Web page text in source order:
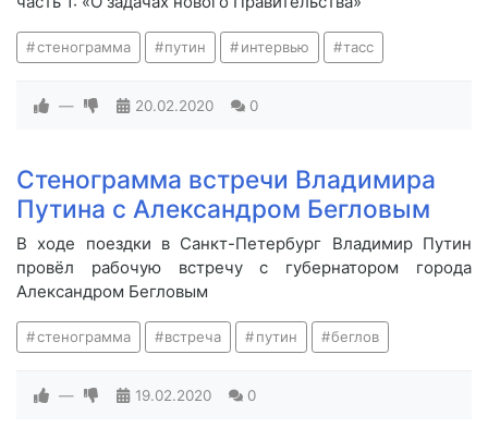
стенограмма путин интервью тасс
— 20.02.2020 0
Стенограмма встречи Владимира
Путина с Александром Бегловым
В ходе поездки в Санкт-Петербург Владимир Путин
провёл рабочую встречу с губернатором города
Александром Бегловым
стенограмма встреча путин беглов
— 19.02.2020 0